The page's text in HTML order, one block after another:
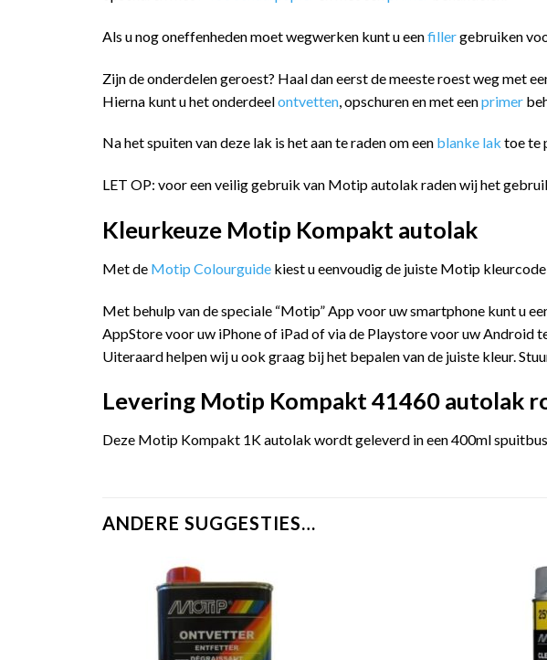
Als u nog oneffenheden moet wegwerken kunt u eenfillergebruiken
Zijn de onderdelen geroest? Haal dan eerst de meeste roest weg met
Hierna kunt u het onderdeelontvetten , opschuren en met eenprimer
Na het spuiten van deze lak is het aan te raden om een blanke lak toe te
LET OP: voor een veilig gebruik van Motip autolak raden wij het
Kleurkeuze Motip Kompakt autolak
Met de Motip Colourguide kiest u eenvoudig de juiste Motip
Met behulp van de speciale “Motip” App voor uw smartphone kunt u
AppStore voor uw iPhone of iPad of via de Playstore voor uw Android
Uiteraard helpen wij u ook graag bij het bepalen van de juiste kleur.
Levering Motip Kompakt 41460 autolak
Deze Motip Kompakt 1K autolak wordt geleverd in een 400ml
ANDERE SUGGESTIES…